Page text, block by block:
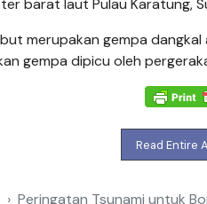
barat laut Pulau Karatung,
merupakan gempa
gempa dipicu oleh
Read Entire
Peringatan Tsunami untuk